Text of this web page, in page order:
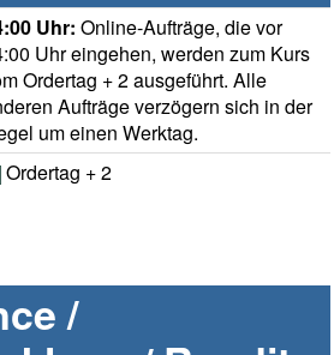
Uhr: Online-Aufträge, die vor
Uhr eingehen, werden zum Kurs
Ordertag + 2 ausgeführt. Alle
Aufträge verzögern sich in der
um einen Werktag.
Ordertag + 2
/